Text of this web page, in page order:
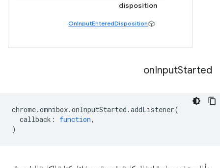
disposition
OnInputEnteredDisposition
onInputStarted
chrome.omnibox.onInputStarted .addListener(
callback : function,
)